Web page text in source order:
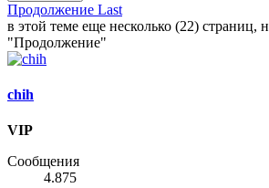
Продолжение Last
в этой теме еще несколько (22) страниц,
"Продолжение"
chih
VIP
Сообщения
4.875